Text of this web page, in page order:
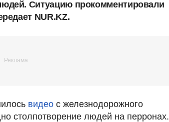
Ситуацию прокомментировали
NUR.KZ.
видео с железнодорожного
столпотворение людей на перронах.